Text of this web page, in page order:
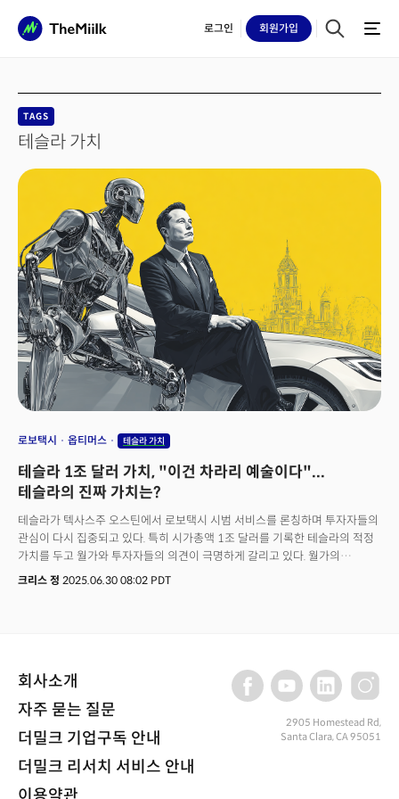
로그인 회원가입
TAGS
테슬라 가치
로보택시 옵티머스 테슬라 가치
테슬라 1조 달러 가치, "이건 차라리 예술이다"...
테슬라의 진짜 가치는?
테슬라가 텍사스주 오스틴에서 로보택시 시범 서비스를 론칭하며 투자자들의
관심이 다시 집중되고 있다. 특히 시가총액 1조 달러를 기록한 테슬라의 적정
가치를 두고 월가와 투자자들의 의견이 극명하게 갈리고 있다. 월가의
투자의견은 극단적인 수준의 엇갈림을 보인다. 애널리스트들의 12개월
크리스 정 2025.06.30 08:02 PDT
회사소개
자주 묻는 질문
더밀크 기업구독 안내
더밀크 리서치 서비스 안내
2905 Homestead Rd,
Santa Clara, CA 95051